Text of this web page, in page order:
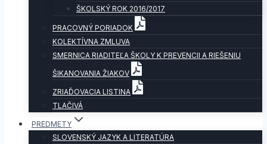
ŠKOLSKÝ ROK 2016/2017
PRACOVNÝ PORIADOK
KOLEKTÍVNA ZMLUVA
SMERNICA RIADITEĽA ŠKOLY K PREVENCII A RIEŠENIU
ŠIKANOVANIA ŽIAKOV
ZRIAĎOVACIA LISTINA
TLAČIVÁ
PREDMETY
SLOVENSKÝ JAZYK A LITERATÚRA